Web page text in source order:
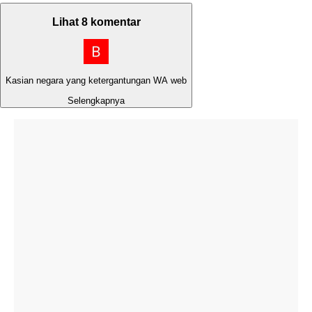
Lihat 8 komentar
Kasian negara yang ketergantungan WA web
Selengkapnya